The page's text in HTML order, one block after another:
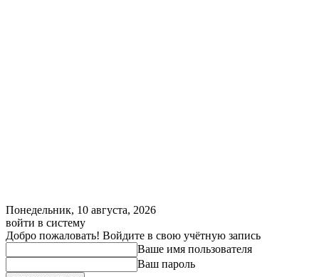
Понедельник, 10 августа, 2026
войти в систему
Добро пожаловать! Войдите в свою учётную запись
Ваше имя пользователя
Ваш пароль